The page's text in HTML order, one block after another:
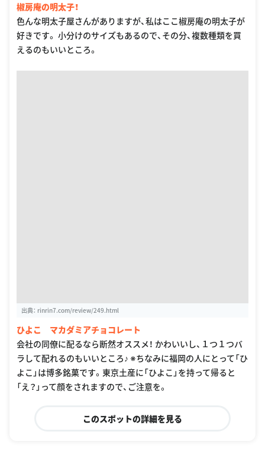
椒房庵の明太子！
色んな明太子屋さんがありますが、私はここ椒房庵の明太子が
好きです。 小分けのサイズもあるので、その分、複数種類を買
えるのもいいところ。
出典： rinrin7.com/review/249.html
ひよこ マカダミアチョコレート
会社の同僚に配るなら断然オススメ！ かわいいし、１つ１つバ
ラして配れるのもいいところ♪ ※ちなみに福岡の人にとって「ひ
よこ」は博多銘菓です。東京土産に「ひよこ」を持って帰ると
「え？」って顔をされますので、ご注意を。
このスポットの詳細を見る